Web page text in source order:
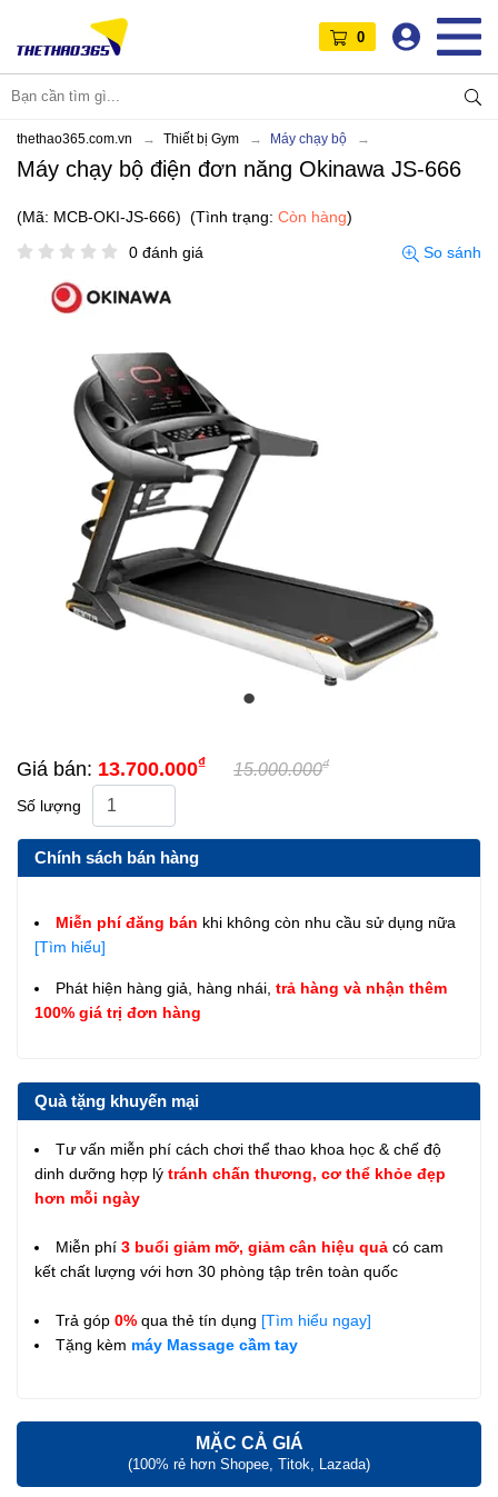
0
thethao365.com.vn Thiết bị Gym Máy chạy bộ
Máy chạy bộ điện đơn năng Okinawa JS-666
(Mã: MCB-OKI-JS-666) (Tình trạng: Còn hàng)
0 đánh giá
So sánh
Giá bán: 13.700.000₫ 15.000.000₫
Số lượng
Chính sách bán hàng
Miễn phí đăng bán khi không còn nhu cầu sử dụng nữa
[Tìm hiểu]
Phát hiện hàng giả, hàng nhái, trả hàng và nhận thêm
100% giá trị đơn hàng
Quà tặng khuyến mại
Tư vấn miễn phí cách chơi thể thao khoa học & chế độ
dinh dưỡng hợp lý tránh chấn thương, cơ thể khỏe đẹp
hơn mỗi ngày
Miễn phí 3 buổi giảm mỡ, giảm cân hiệu quả có cam
kết chất lượng với hơn 30 phòng tập trên toàn quốc
Trả góp 0% qua thẻ tín dụng [Tìm hiểu ngay]
Tặng kèm máy Massage cầm tay
MẶC CẢ GIÁ
(100% rẻ hơn Shopee, Titok, Lazada)